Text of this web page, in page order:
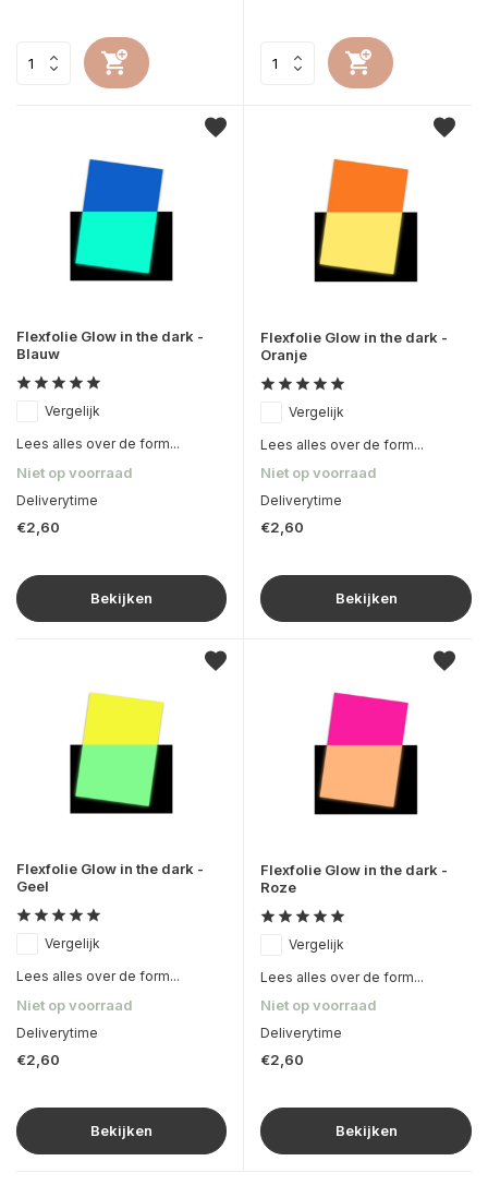
Flexfolie Glow in the dark -
Blauw
Vergelijk
Lees alles over de form...
Niet op voorraad
Deliverytime
€2,60
Bekijken
Flexfolie Glow in the dark -
Oranje
Vergelijk
Lees alles over de form...
Niet op voorraad
Deliverytime
€2,60
Bekijken
Flexfolie Glow in the dark -
Geel
Vergelijk
Lees alles over de form...
Niet op voorraad
Deliverytime
€2,60
Bekijken
Flexfolie Glow in the dark -
Roze
Vergelijk
Lees alles over de form...
Niet op voorraad
Deliverytime
€2,60
Bekijken